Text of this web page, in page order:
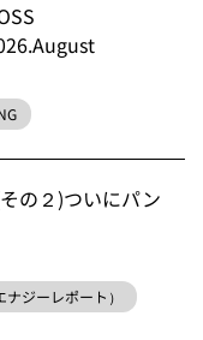
の２)ついにパン
ジーレポート）